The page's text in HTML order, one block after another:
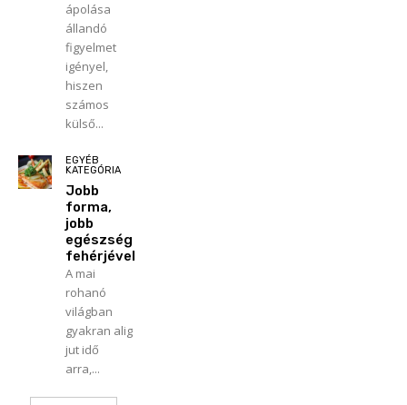
ápolása
állandó
figyelmet
igényel,
hiszen
számos
külső...
EGYÉB
KATEGÓRIA
Jobb
forma,
jobb
egészség
fehérjével
A mai
rohanó
világban
gyakran alig
jut idő
arra,...